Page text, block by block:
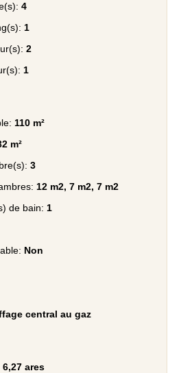
4
1
2
1
110 m²
m²
3
12 m2, 7 m2, 7 m2
de bain: 1
Non
central au gaz
6,27 ares